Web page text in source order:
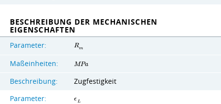
BESCHREIBUNG DER MECHANISCHEN
EIGENSCHAFTEN
Parameter: Rm
Maßeinheiten: MPa
Beschreibung:
Zugfestigkeit
Parameter:
ϵ L